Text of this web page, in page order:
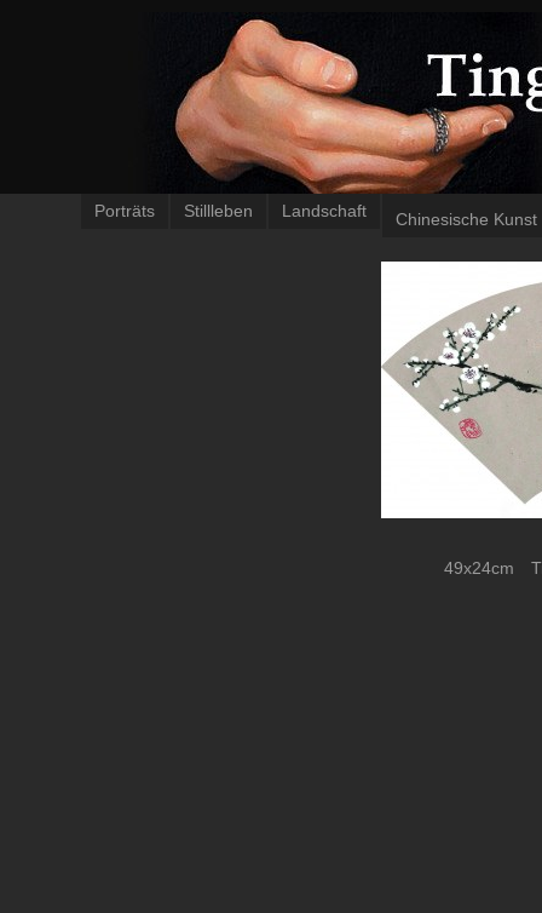
Porträts Stillleben Landschaft Chinesische Kunst
49x24cm